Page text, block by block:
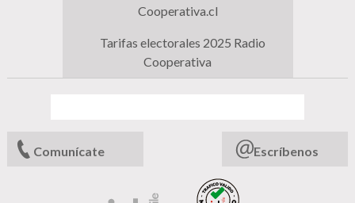
Cooperativa.cl
Tarifas electorales 2025 Radio
Cooperativa
Comunícate Escríbenos